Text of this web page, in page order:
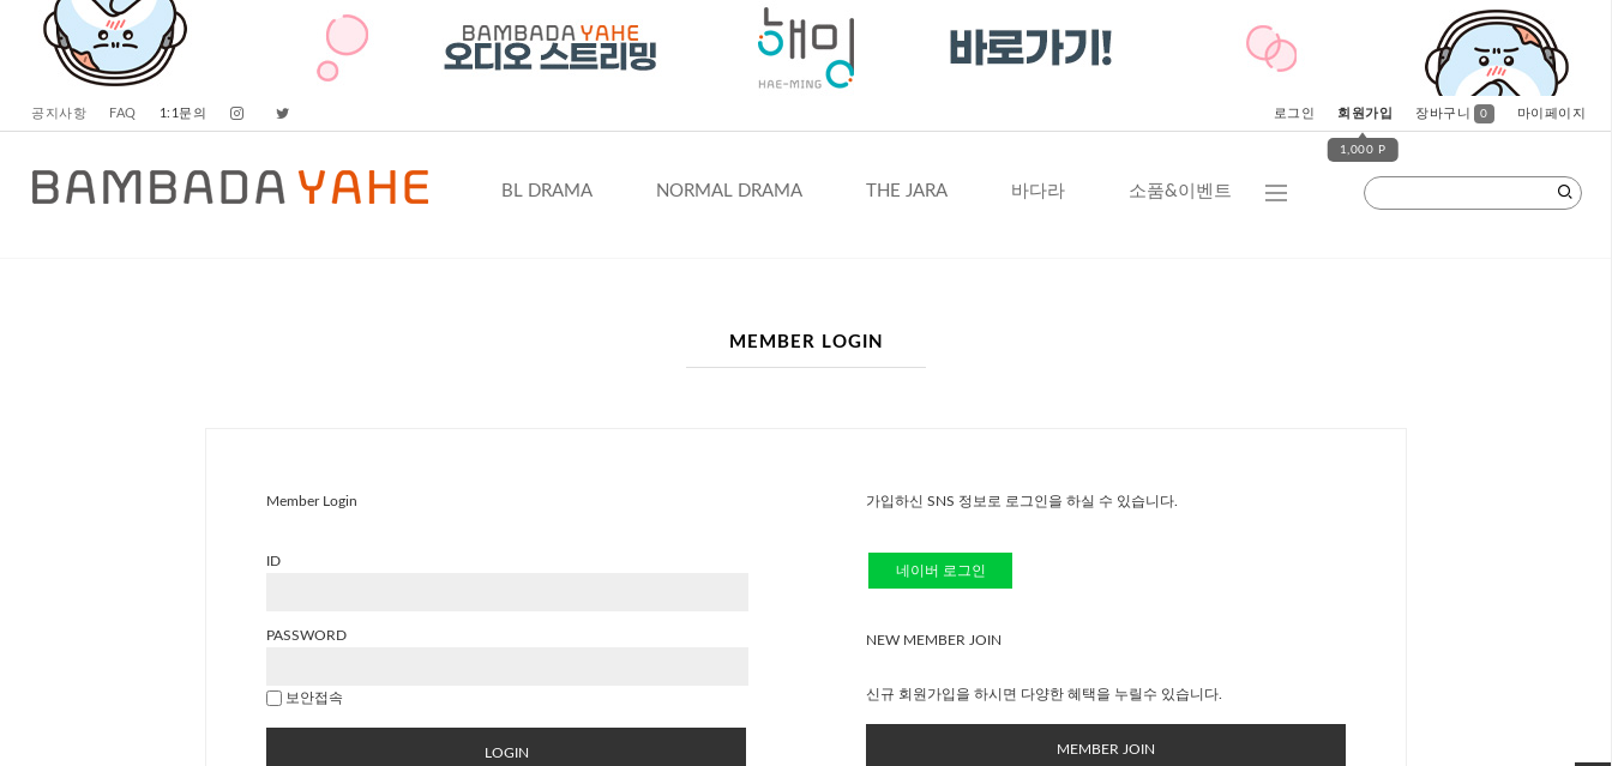
공지사항 FAQ 1:1문의 로그인 회원가입
1,000 P
장바구니 0 마이페이지
BL DRAMA NORMAL DRAMA THE JARA 바다라 소품&이벤트
MEMBER LOGIN
Member Login
ID
PASSWORD
보안접속
LOGIN
가입하신 SNS 정보로 로그인을 하실 수 있습니다.
네이버 로그인
NEW MEMBER JOIN
신규 회원가입을 하시면 다양한 혜택을 누릴수 있습니다.
MEMBER JOIN